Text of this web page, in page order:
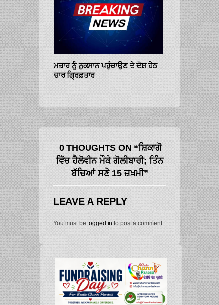
ਮਜ਼ਾਰ ਨੂੰ ਨੁਕਸਾਨ ਪਹੁੰਚਾਉਣ ਦੇ ਦੋਸ਼ ਹੇਠ
ਚਾਰ ਗ੍ਰਿਫ਼ਤਾਰ
STOCK
2ND
156 PTS
0 THOUGHTS ON “ਸ਼ਿਕਾਗੋ
ਵਿੱਚ ਹੈਲੋਵੀਨ ਮੌਕੇ ਗੋਲੀਬਾਰੀ; ਤਿੰਨ
ਬੱਚਿਆਂ ਸਣੇ 15 ਜ਼ਖ਼ਮੀ”
LEAVE A REPLY
You must be logged in to post a comment.